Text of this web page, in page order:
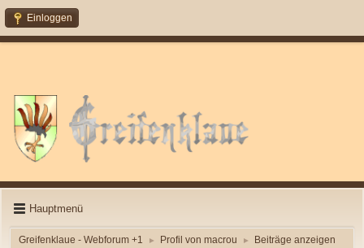
Einloggen
Hauptmenü
Greifenklaue - Webforum +1 ► Profil von macrou ► Beiträge anzeigen